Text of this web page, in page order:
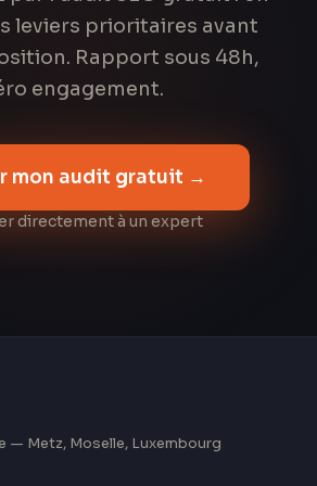
leviers prioritaires avant
Rapport sous 48h,
engagement.
mon audit gratuit →
directement à un expert
— Metz, Moselle, Luxembourg